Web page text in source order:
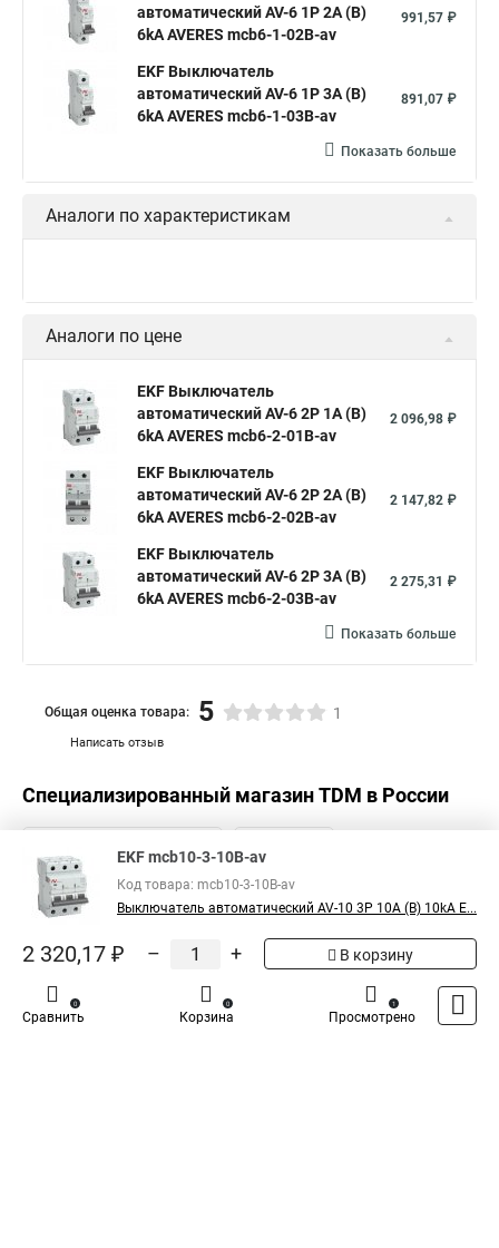
автоматический AV-6 1P 2A (B)
6kA AVERES mcb6-1-02B-av
991,57 ₽
EKF Выключатель
автоматический AV-6 1P 3A (B)
6kA AVERES mcb6-1-03B-av
891,07 ₽
Показать больше
Аналоги по характеристикам
Аналоги по цене
EKF Выключатель
автоматический AV-6 2P 1A (B)
6kA AVERES mcb6-2-01B-av
2 096,98 ₽
EKF Выключатель
автоматический AV-6 2P 2A (B)
6kA AVERES mcb6-2-02B-av
2 147,82 ₽
EKF Выключатель
автоматический AV-6 2P 3A (B)
6kA AVERES mcb6-2-03B-av
2 275,31 ₽
Показать больше
Написать отзыв
Общая оценка товара: 5 1
Специализированный магазинTDM в России
EKF mcb10-3-10B-av
Код товара: mcb10-3-10B-av
Выключатель автоматический AV-10 3P 10A (B) 10kA E...
2 320,17 ₽ – + В корзину
Сравнить
0
Корзина
0
Просмотрено
1